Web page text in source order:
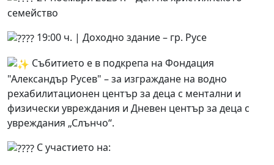
семейство
19:00 ч. | Доходно здание – гр. Русе
Събитието е в подкрепа на Фондация
"Александър Русев" – за изграждане на водно
рехабилитационен център за деца с ментални и
физически увреждания и Дневен център за деца с
увреждания „Слънчо“.
С участието на: